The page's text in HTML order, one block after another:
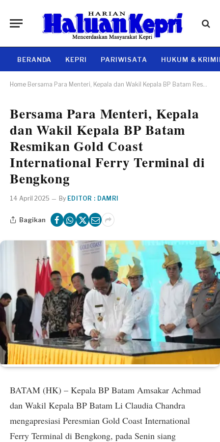
BERANDA KEPRI PARIWISATA HUKUM &
Home Bersama Para Menteri, Kepala dan Wakil Kepala BP Batam Resmikan Gold Coast International Ferry Terminal di Bengkong
Bersama Para Menteri, Kepala
dan Wakil Kepala BP Batam
Resmikan Gold Coast
International Ferry Terminal di
Bengkong
14 April 2025 By EDITOR : DAMRI
Bagikan
BATAM (HK) – Kepala BP Batam Amsakar Achmad
dan Wakil Kepala BP Batam Li Claudia Chandra
mengapresiasi Peresmian Gold Coast International
Ferry Terminal di Bengkong, pada Senin siang